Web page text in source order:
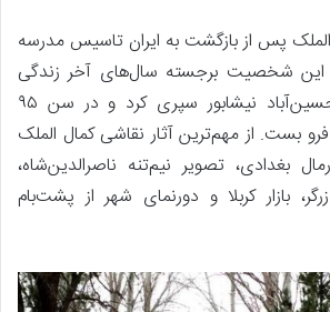
الملک پس از بازگشت به ایران تاسیس مدرسه
این شخصیت برجسته سال‌های آخر زندگی
خود را در روستای حسین‌آباد نیشابور سپری کرد و در سن ۹۵
بست. از مهم‌ترین آثار نقاشی کمال الملک
بغدادی، تصویر نیم‌تنه ناصرالدین‌شاه،
بازار کربلا و دورنمای شهر از پشت‌بام